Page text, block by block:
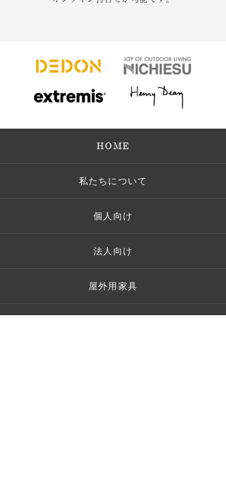
HOME
私たちについて
個人向け
法人向け
屋外用家具